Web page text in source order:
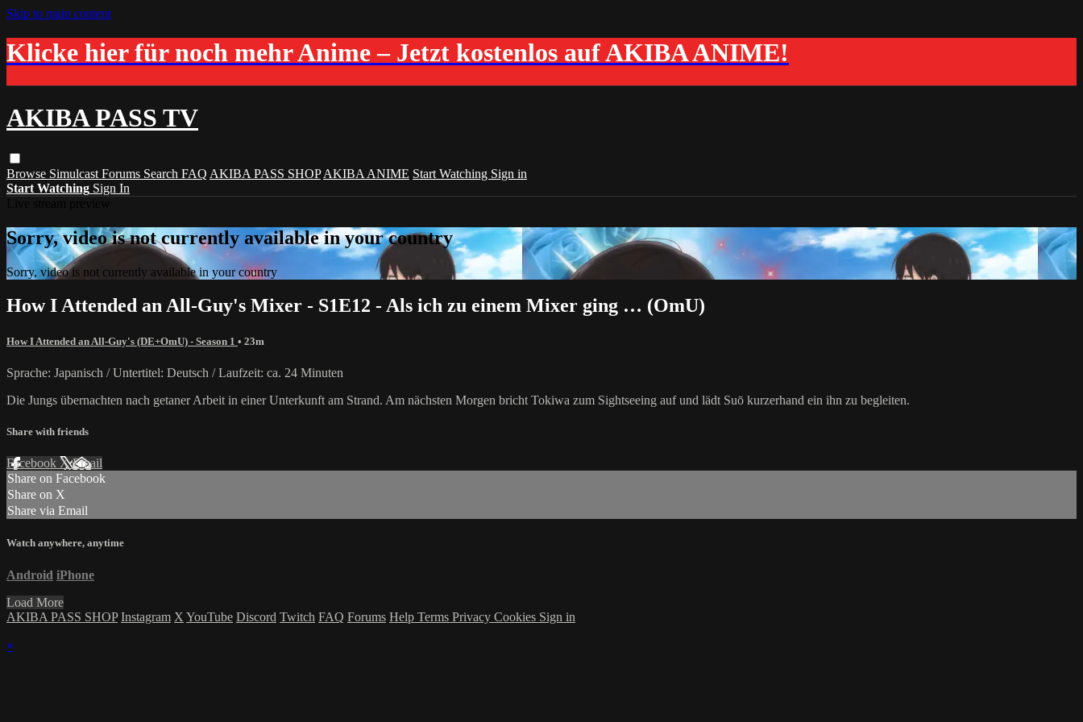
Skip to main content
Klicke hier für noch mehr Anime – Jetzt kostenlos auf AKIBA ANIME!
AKIBA PASS TV
Browse Simulcast Forums Search FAQ AKIBA PASS SHOP AKIBA ANIME Start Watching Sign in
Start Watching Sign In
Sorry, video is not currently available in your country
Sorry, video is not currently available in your country
How I Attended an All-Guy's Mixer - S1E12 - Als ich zu einem Mixer ging … (OmU)
How I Attended an All-Guy's (DE+OmU) - Season 1 • 23m
Sprache: Japanisch / Untertitel: Deutsch / Laufzeit: ca. 24 Minuten
Die Jungs übernachten nach getaner Arbeit in einer Unterkunft am Strand. Am nächsten Morgen bricht Tokiwa zum Sightseeing auf und lädt Suō kurzerhand ein ihn zu begleiten.
Share with friends
Facebook XEmail
Share on Facebook
Share on X
Share via Email
Watch anywhere, anytime
Android iPhone
Load More
AKIBA PASS SHOP Instagram X YouTube Discord Twitch FAQ Forums Help Terms Privacy Cookies Sign in
×